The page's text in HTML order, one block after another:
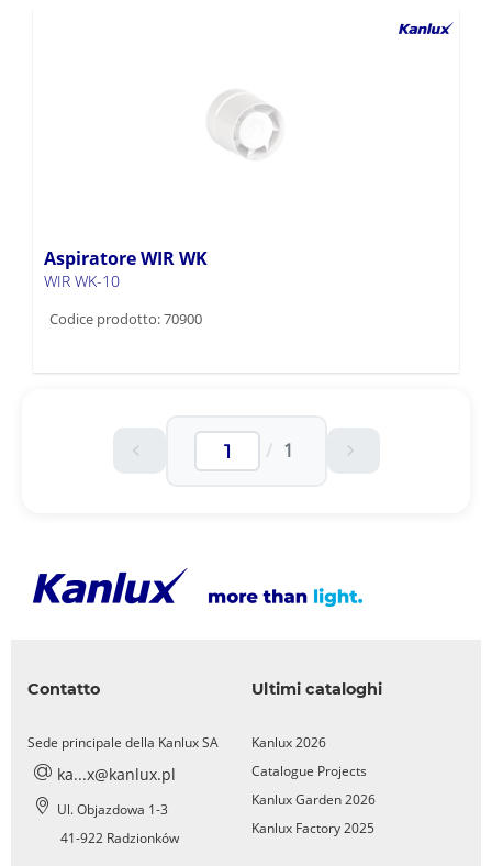
Aspiratore WIR WK
WIR WK-10
Codice prodotto: 70900
/ 1
Contatto
Sede principale della Kanlux SA
ka...x@kanlux.pl
Ul. Objazdowa 1-3
41-922 Radzionków
Ultimi cataloghi
Kanlux 2026
Catalogue Projects
Kanlux Garden 2026
Kanlux Factory 2025